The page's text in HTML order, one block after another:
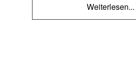
Weiterlesen...